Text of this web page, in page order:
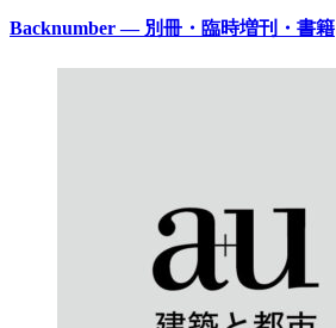
Backnumber — 別冊・臨時増刊・書籍